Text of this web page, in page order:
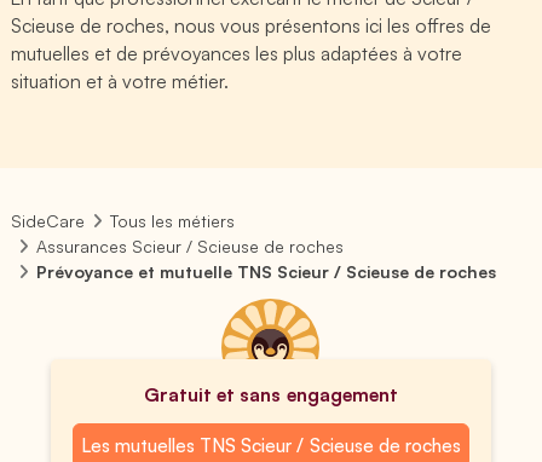
Scieuse de roches, nous vous présentons ici les offres de
mutuelles et de prévoyances les plus adaptées à votre
situation et à votre métier.
SideCare
Tous les métiers
Assurances Scieur / Scieuse de roches
Prévoyance et mutuelle TNS Scieur / Scieuse de roches
Gratuit et sans engagement
Les mutuelles TNS Scieur / Scieuse de roches